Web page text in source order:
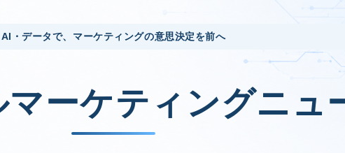
AI・データで、マーケティングの意思決定を前へ
ーケティングニュ